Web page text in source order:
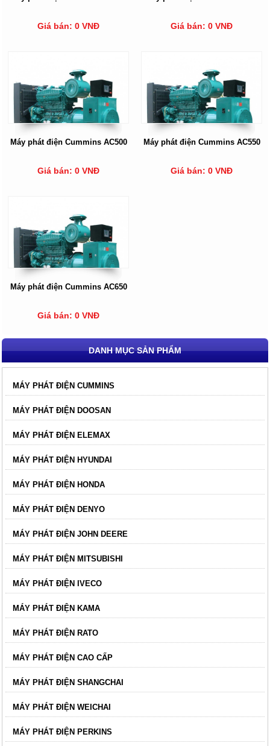
Giá bán: 0 VNĐ Giá bán: 0 VNĐ
Máy phát điện Cummins AC500
Giá bán: 0 VNĐ
Máy phát điện Cummins AC550
Giá bán: 0 VNĐ
Máy phát điện Cummins AC650
Giá bán: 0 VNĐ
DANH MỤC SẢN PHẨM
MÁY PHÁT ĐIỆN CUMMINS
MÁY PHÁT ĐIỆN DOOSAN
MÁY PHÁT ĐIỆN ELEMAX
MÁY PHÁT ĐIỆN HYUNDAI
MÁY PHÁT ĐIỆN HONDA
MÁY PHÁT ĐIỆN DENYO
MÁY PHÁT ĐIỆN JOHN DEERE
MÁY PHÁT ĐIỆN MITSUBISHI
MÁY PHÁT ĐIỆN IVECO
MÁY PHÁT ĐIỆN KAMA
MÁY PHÁT ĐIỆN RATO
MÁY PHÁT ĐIỆN CAO CẤP
MÁY PHÁT ĐIỆN SHANGCHAI
MÁY PHÁT ĐIỆN WEICHAI
MÁY PHÁT ĐIỆN PERKINS